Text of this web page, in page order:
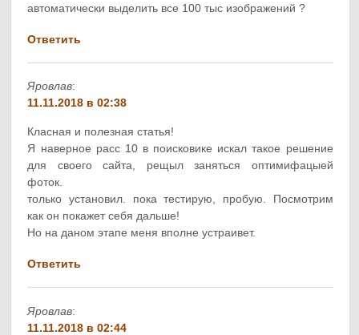
автоматически выделить все 100 тыс изображений ?
Ответить
Яровлав:
11.11.2018 в 02:38
Класная и полезная статья!
Я наверное расс 10 в поисковике искал такое решение
для своего сайта, рещыл заняться оптимифацыей
фоток.
только установил. пока тестирую, пробую. Посмотрим
как он покажет себя дальше!
Но на даном этапе меня вполне устраивет.
Ответить
Яровлав:
11.11.2018 в 02:44